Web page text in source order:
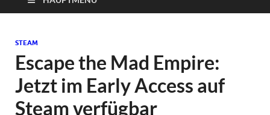
und Entertainment
News
STEAM
Escape the Mad Empire:
Jetzt im Early Access auf
Steam verfügbar